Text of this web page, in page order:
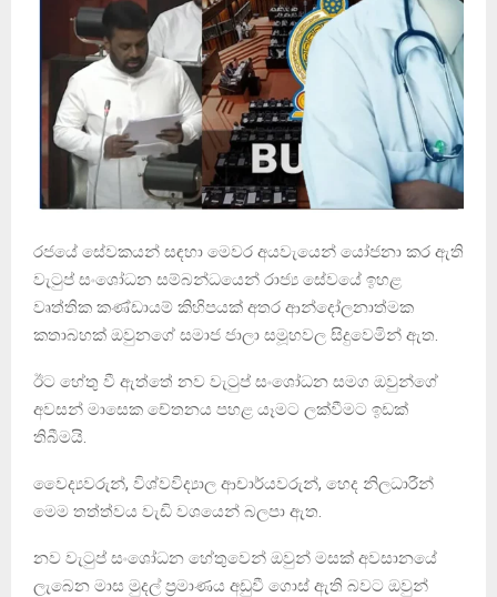
රජයේ සේවකයන් සඳහා මෙවර අයවැයෙන් යෝජනා කර ඇති
වැටුප් සංශෝධන සම්බන්ධයෙන් රාජ්‍ය සේවයේ ඉහළ
වෘත්තික කණ්ඩායම් කිහිපයක් අතර ආන්දෝලනාත්මක
කතාබහක් ඔවුනගේ සමාජ ජාලා සමූහවල සිදුවෙමින් ඇත.
ඊට හේතු වී ඇත්තේ නව වැටුප් සංශෝධන සමග ඔවුන්ගේ
අවසන් මාසෙක චේතනය පහළ යෑමට ලක්වීමට ඉඩක්
තිබීමයි.
වෛද්‍යවරුන්, විශ්වවිද්‍යාල ආචාර්යවරුන්, හෙද නිලධාරීන්
මෙම තත්ත්වය වැඩි වශයෙන් බලපා ඇත.
නව වැටුප් සංශෝධන හේතුවෙන් ඔවුන් මසක් අවසානයේ
ලැබෙන මාස මුදල් ප්‍රමාණය අඩුවී ගොස් ඇති බවට ඔවුන්